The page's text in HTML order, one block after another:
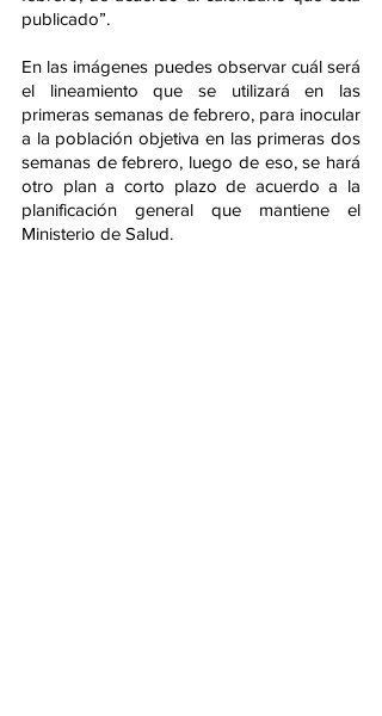
publicado”.
En las imágenes puedes observar cuál será
el lineamiento que se utilizará en las
primeras semanas de febrero, para inocular
a la población objetiva en las primeras dos
semanas de febrero, luego de eso, se hará
otro plan a corto plazo de acuerdo a la
planificación general que mantiene el
Ministerio de Salud.